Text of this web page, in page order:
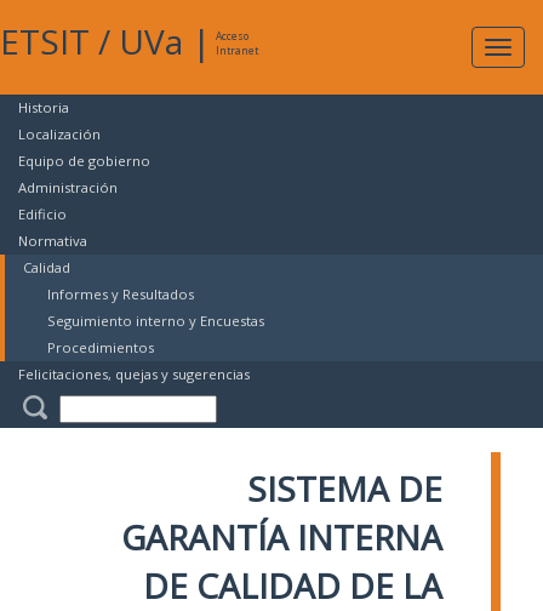
ETSIT / UVa |
Acceso
Intranet
Historia
Localización
Equipo de gobierno
Administración
Edificio
Normativa
Calidad
Informes y Resultados
Seguimiento interno y Encuestas
Procedimientos
Felicitaciones, quejas y sugerencias
SISTEMA DE
GARANTÍA INTERNA
DE CALIDAD DE LA